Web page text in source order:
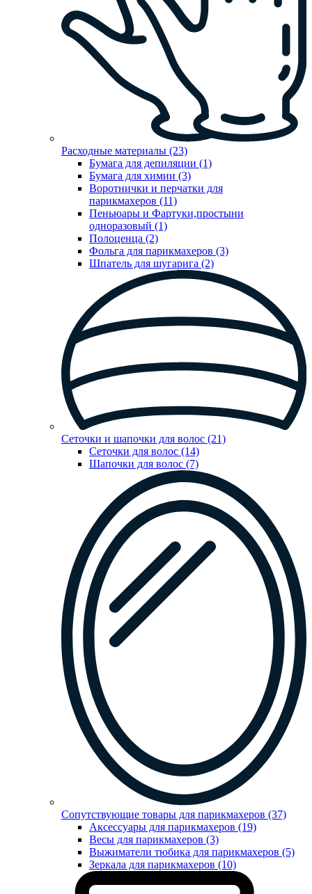
Расходные материалы (23)
Бумага для депиляции (1)
Бумага для химии (3)
Воротнички и перчатки для
парикмахеров (11)
Пеньюары и Фартуки,простыни
одноразовый (1)
Полоценца (2)
Фольга для парикмахеров (3)
Шпатель для шугарига (2)
Сеточки и шапочки для волос (21)
Сеточки для волос (14)
Шапочки для волос (7)
Сопутствующие товары для парикмахеров (37)
Аксессуары для парикмахеров (19)
Весы для парикмахеров (3)
Выжиматели тюбика для парикмахеров (5)
Зеркала для парикмахеров (10)